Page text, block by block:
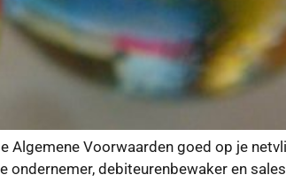
Algemene Voorwaarden goed op je
debiteurenbewaker en